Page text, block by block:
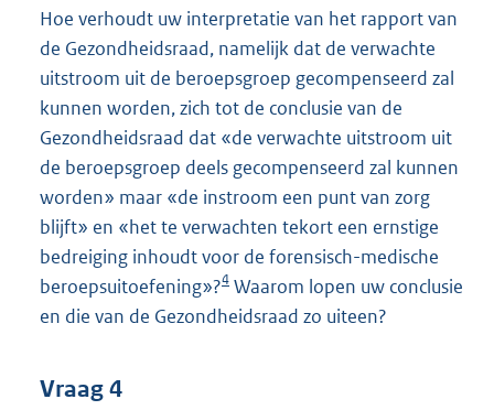
Hoe verhoudt uw interpretatie van het rapport van
de Gezondheidsraad, namelijk dat de verwachte
uitstroom uit de beroepsgroep gecompenseerd zal
kunnen worden, zich tot de conclusie van de
Gezondheidsraad dat «de verwachte uitstroom uit
de beroepsgroep deels gecompenseerd zal kunnen
worden» maar «de instroom een punt van zorg
blijft» en «het te verwachten tekort een ernstige
bedreiging inhoudt voor de forensisch-medische
beroepsuitoefening»?4 Waarom lopen uw conclusie
en die van de Gezondheidsraad zo uiteen?
Vraag 4